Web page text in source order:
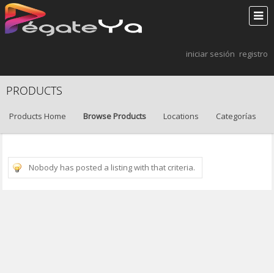
iniciar sesión registro
PRODUCTS
Products Home Browse Products Locations Categorías
Nobody has posted a listing with that criteria.